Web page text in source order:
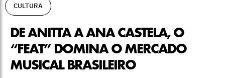
CULTURA
DE ANITTA A ANA CASTELA, O
“FEAT” DOMINA O MERCADO
MUSICAL BRASILEIRO